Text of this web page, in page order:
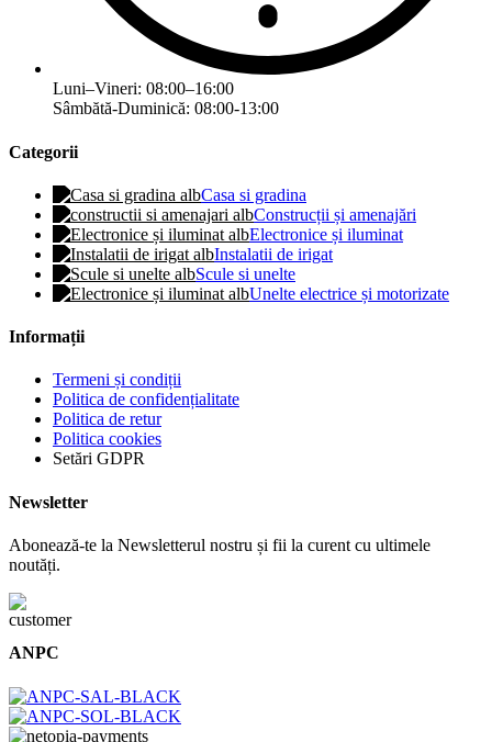
Luni–Vineri: 08:00–16:00
Sâmbătă-Duminică: 08:00-13:00
Categorii
Casa si gradina
Construcții și amenajări
Electronice și iluminat
Instalatii de irigat
Scule si unelte
Unelte electrice și motorizate
Informații
Termeni și condiții
Politica de confidențialitate
Politica de retur
Politica cookies
Setări GDPR
Newsletter
Abonează-te la Newsletterul nostru și fii la curent cu ultimele
noutăți.
ANPC